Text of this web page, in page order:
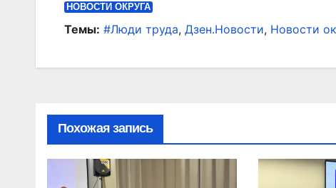
записям
НОВОСТИ ОКРУГА
Темы: #Люди труда, Дзен.Новости, Новости
Похожая запись